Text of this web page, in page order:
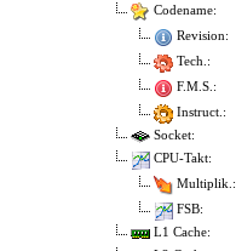
Codename:
Revision:
Tech.:
F.M.S.:
Instruct.:
Socket:
CPU-Takt:
Multiplik.:
FSB:
L1 Cache: